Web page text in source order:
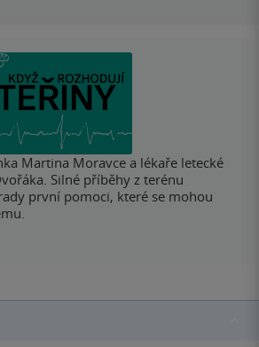
Martina Moravce a lékaře letecké
Silné příběhy z terénu
první pomoci, které se mohou